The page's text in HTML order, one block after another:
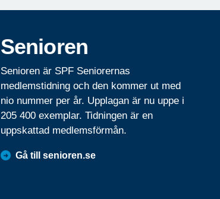
Senioren
Senioren är SPF Seniorernas
medlemstidning och den kommer ut med
nio nummer per år. Upplagan är nu uppe i
205 400 exemplar. Tidningen är en
uppskattad medlemsförmån.
Gå till senioren.se